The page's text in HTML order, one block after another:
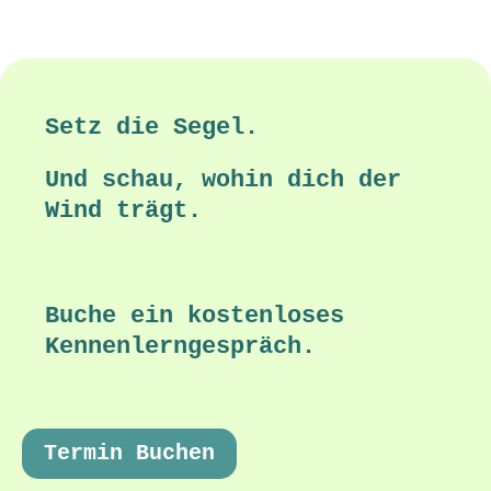
Setz die Segel.
Und schau, wohin dich der
Wind trägt.
Buche ein kostenloses
Kennenlerngespräch.
Termin Buchen